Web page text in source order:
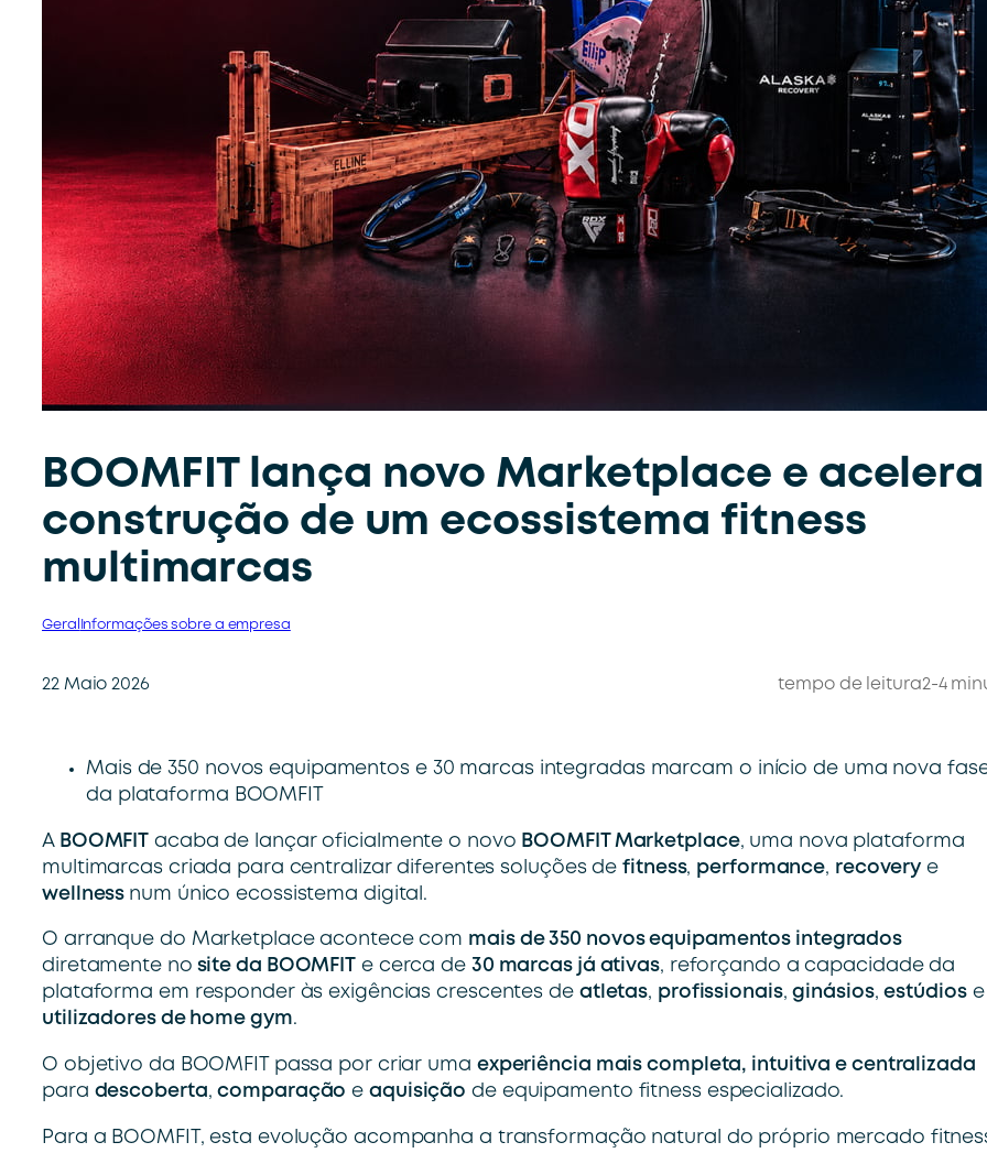
BOOMFIT lança novo Marketplace e acelera
construção de um ecossistema fitness
multimarcas
Geral Informações sobre a empresa
22 Maio 2026 tempo de leitura2-4
Mais de 350 novos equipamentos e 30 marcas integradas marcam o início de uma nova
da plataforma BOOMFIT
A BOOMFIT acaba de lançar oficialmente o novo BOOMFIT Marketplace, uma nova plataforma
multimarcas criada para centralizar diferentes soluções defitness, performance, recovery e
wellness num único ecossistema digital.
O arranque do Marketplace acontece com mais de 350 novos equipamentos integrados
diretamente no site da BOOMFIT e cerca de 30 marcas já ativas, reforçando a capacidade da
plataforma em responder às exigências crescentes de atletas, profissionais,ginásios,estúdiose
utilizadores de home gym.
O objetivo da BOOMFIT passa por criar uma experiência mais completa, intuitiva e centralizada
para descoberta,comparação eaquisição de equipamento fitness especializado.
Para a BOOMFIT, esta evolução acompanha a transformação natural do próprio mercado